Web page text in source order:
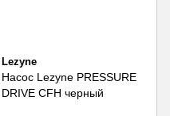
Lezyne
Насос Lezyne PRESSURE
DRIVE CFH черный